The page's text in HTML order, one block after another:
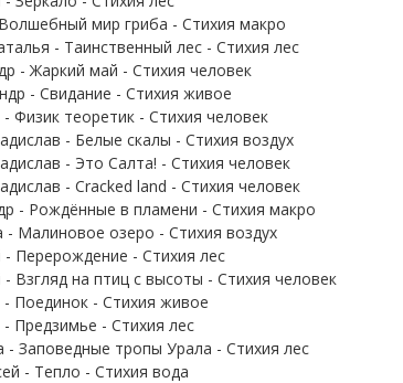
мир гриба - Стихия макро
- Таинственный лес - Стихия лес
- Жаркий май - Стихия человек
- Свидание - Стихия живое
Физик теоретик - Стихия человек
- Белые скалы - Стихия воздух
- Это Салта! - Стихия человек
- Сracked land - Стихия человек
- Рождённые в пламени - Стихия макро
Малиновое озеро - Стихия воздух
Перерождение - Стихия лес
Взгляд на птиц с высоты - Стихия человек
Поединок - Стихия живое
Предзимье - Стихия лес
Заповедные тропы Урала - Стихия лес
- Тепло - Стихия вода